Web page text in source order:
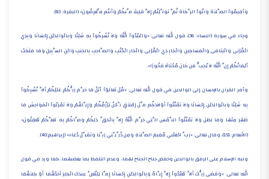
وَأَقِيمُواْ الصَّلاَةَ وَآتُواْ الزَّكَاةَ ثُمَّ تَوَلَّيْتُمْ إِلاَّ قَلِيلًا مِّنكُمْ وَأَنتُم مِّعْرِضُونَ» (البقرة: 83).
وجاء في سورة (النساء: 36)، قول الله تعالى: «وَاعْبُدُواْ اللّهَ وَلاَ تُشْرِكُواْ بِهِ شَيْئًا وَبِالْوَالِدَيْنِ إِحْسَانًا وَبِذِي
الْقُرْبَى وَالْيَتَامَى وَالْمَسَاكِينِ وَالْجَارِ ذِي الْقُرْبَى وَالْجَارِ الْجُنُبِ وَالصَّاحِبِ بِالجَنبِ وَابْنِ السَّبِيلِ وَمَا مَلَكَتْ
أَيْمَانُكُمْ إِنَّ اللّهَ لاَ يُحِبُّ مَن كَانَ مُخْتَالًا فَخُورًا».
وأمر القرآن بالإحسان إلى الوالدين في قول الله تعالى: «قُلْ تَعَالَوْاْ أَتْلُ مَا حَرَّمَ رَبُّكُمْ عَلَيْكُمْ أَلاَّ تُشْرِكُواْ
بِهِ شَيْئًا وَبِالْوَالِدَيْنِ إِحْسَانًا وَلاَ تَقْتُلُواْ أَوْلاَدَكُم مِّنْ إمْلاَقٍ نَّحْنُ نَرْزُقُكُمْ وَإِيَّاهُمْ وَلاَ تَقْرَبُواْ الْفَوَاحِشَ مَا
ظَهَرَ مِنْهَا وَمَا بَطَنَ وَلاَ تَقْتُلُواْ النَّفْسَ الَّتِي حَرَّمَ اللّهُ إِلاَّ بِالْحَقِّ ذَلِكُمْ وَصَّاكُمْ بِهِ لَعَلَّكُمْ تَعْقِلُونَ»
(الأنعام: 151)، وقال تعالى: «رَبِّ اجْعَلْنِي مُقِيمَ الصَّلاَةِ وَمِن ذُرِّيَّتِي رَبَّنَا وَتَقَبَّلْ دُعَاء» (إبراهيم:40).
ونبه الإسلام على الرفق بالوالدين وخفض جناح الجناح لهما، وعدم التلفظ بما يغضبهما، كما ورد في قول
الله تعالى: «وَقَضَى رَبُّكَ أَلاَّ تَعْبُدُواْ إِلاَّ إِيَّاهُ وَبِالْوَالِدَيْنِ إِحْسَانًا إِمَّا يَبْلُغَنَّ عِندَكَ الْكِبَرَ أَحَدُهُمَا أَوْ كِلاَهُمَا